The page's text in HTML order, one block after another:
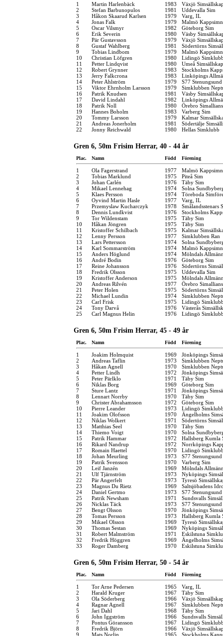
1 Martin Harlenbäck 1983
Växjö
2
Stefan Barbunopulos 1981
Uddevalla Sim
3
Håkon Skaarud Karlsen 1979
Varg, IL
4
Jonas Falk 1979
Malmö
5
Oscar Vilsmyr 1982
Göteborg Sim
6
Erik Severin 1980
Väsby
7
Pär Gustavsson 1979
Växjö
8
Gustaf Wahlberg 1981
Södertörns
9
Tobias Lindbom 1979
Malmö
10
Christian Löfgren 1980
Lidingö
11
Petter Lindqvist 1980
Umeå Simsällskap
12
Robert Grynner 1983
Stockholms
13
Jerry Falkcrona 1983
Linköpings
14
Peter Ahlström 1979
S77 Stenungsund
15
Viktor Ehrnholm Larsson 1979
Simklubben
16
Patrik Knudsen 1981
Väsby
17
David Lindahl 1982
Linköpings
18
Patrik Noll 1980
Örebro Simallians
19
Hannes Boholm 1983
Varberg Sim
20
Tommy Larsson 1979
Kalmar
21
Andreas Jonerholm 1981
Södertälje
22
Jonny Reichwald 1980 Hellas Simklubb
Gren 6, 50m Frisim Herrar, 40 - 44 år
Plac. Namn Född Förening
1 Ola Fagerstrand 1977
Malmö
2
Tobias Marklund 1975
Piteå Sim
3
Johan Carlén 1976
Täby Sim
4
Mikael Lennehag 1974
Solna
5
Klaes Persson 1974
Töreboda
6
Oyvind Martin Hasle 1977
Varg, IL
7
Przemyslaw Kucharczyk 1978
Smålandsstenars
8
Dennis Lundkvist 1976
Stockholms
9
Tor Wildenstam 1975
Täby Sim
10
Håkan Jöngren 1975
Täby Sim
11
Kristoffer Schilbach 1975
Kalmar
12
Lenny Persson 1977
Simklubben Ran
13
Lars Pettersson 1974
Solna
14
Karl Sommarström 1974
Malmö
15
Anders Höglund 1974
Mölndals
16
André Bodin 1976
Göteborg Sim
17
Reine Johansson 1976
Södertörns
18
Fredrik Olsson 1975
Uddevalla Sim
19
Kristoffer Anderson 1975
Mölndals
20
Andreas Rilvén 1977
Örebro Simallians
21
Peter Holen 1975
Södertörns
22
Michael Lundin 1974
Simklubben
23
Carl Frisk 1975
Lidingö
24
Tony Darvå 1976
Västerås
25
Carl Magnus Helin 1976 Lidingö
Gren 6, 50m Frisim Herrar, 45 - 49 år
Plac. Namn Född Förening
1 Joakim Holmquist 1969
Jönköpings
2
Andreas Taflin 1973
Simklubben
3
Håkan Agnell 1970
Simklubben
4
Petter Lindh 1972
Jönköpings
5
Peter Pärlklo 1971
Täby Sim
6
Niklas Borg 1969
Göteborg Sim
7
Sture Lantz 1971
Jönköpings
8
Lennart Norrby 1970
Täby Sim
9
Christer Abrahamsson 1972
Göteborg Sim
10
Pierre Leander 1973
Lidingö
11
Joakim Olofsson 1970
Ängelholms
12
Niklas Wolkert 1971
Södertörns
13
Matthias Seel 1970
Täby Sim
14
Thiemo Voigt 1970
Solna
15
Patrik Hammar 1972
Hallsberg Kumla
16
Rikard Nandrup 1972
Norrköpings
17
Romain Haettel 1970
Lidingö
18
Johan Meurling 1973
S77 Stenungsund
19
Patrik Svensson 1970
Varberg Sim
20
Leif Janzén 1969
Mölndals
21
Ulf Tjärnström 1973
Nyköpings
22
Pär Angerfelt 1973
Tyresö
23
Magnus Du Rietz 1969
Saltsjöbadens
24
Daniel Gertmo 1973
S77 Stenungsund
25
Patrik Newsham 1971
Sundsvalls
26
Nicklas Täck 1973
S77 Stenungsund
27
Bengt Olsson 1970
Jönköpings
28
Tomas Persson 1973
Hallsberg Kumla
29
Mikael Olsson 1969
Tyresö
30
Thomas Sestan 1969
Nyköpings
31
Robert Malmström 1971
Eskilstuna
32
Fredrik Höggren 1969
Ängelholms
33
Roger Damberg 1970 Eskilstuna
Gren 6, 50m Frisim Herrar, 50 - 54 år
Plac. Namn Född Förening
1 Tor Arne Pedersen 1965
Varg, IL
2
Harald Kruger 1967
Täby Sim
3
Ola Söderberg 1966
Växjö
4
Ragnar Agnell 1967
Simklubben
5
Jari Dahl 1968
Täby Sim
6
John Iggström 1966
Sundsvalls
7
Pontus Göransson 1967
Lidingö
8
Fredrik Björn 1966
Växjö
9
Mats Norlin 1965 Stockholms